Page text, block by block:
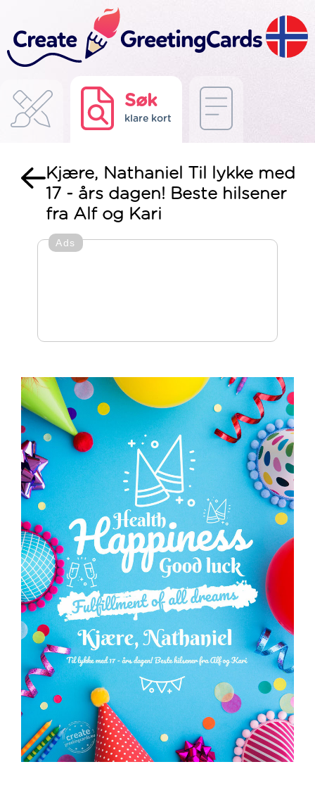
Søk
klare kort
Kjære, Nathaniel Til lykke med
17 - års dagen! Beste hilsener
fra Alf og Kari
Ads